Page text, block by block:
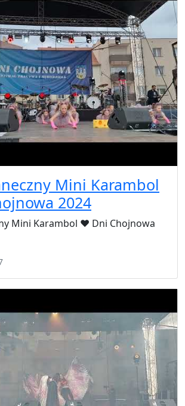
Mini Karambol
2024
Mini Karambol ❤️ Dni Chojnowa